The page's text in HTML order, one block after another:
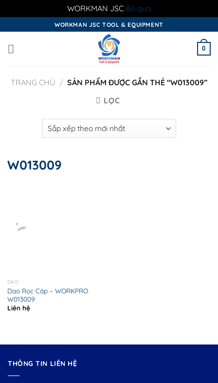
WORKMAN JSC Bỏ qua
to
content
WORKMAN JSC TOOL & EQUIPMENT
0
TRANG CHỦ / SẢN PHẨM ĐƯỢC GẮN THẺ “W013009”
LỌC
W013009
DAO
Dao Rọc Cáp – WORKPRO
W013009
Liên hệ
THÔNG TIN LIÊN HỆ